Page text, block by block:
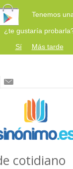
Tenemos
¿te gustaría
Sí
Más tarde
cotidiano